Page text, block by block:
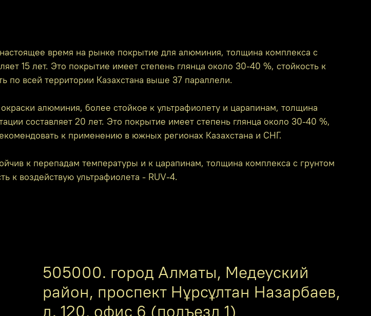
время на рынке покрытие для алюминия, толщина комплекса с
15 лет. Это покрытие имеет степень глянца около 30-40 %, стойкость к
по всей территории Казахстана выше 37 параллели.
алюминия, более стойкое к ультрафиолету и царапинам, толщина
составляет 20 лет. Это покрытие имеет степень глянца около 30-40 %,
к применению в южных регионах Казахстана и СНГ.
к перепадам температуры и к царапинам, толщина комплекса с грунтом
к воздействую ультрафиолета - RUV-4.
505000. город Алматы, Медеуский
район, проспект Нұрсұлтан Назарбаев,
д. 120, офис 6 (подъезд 1)